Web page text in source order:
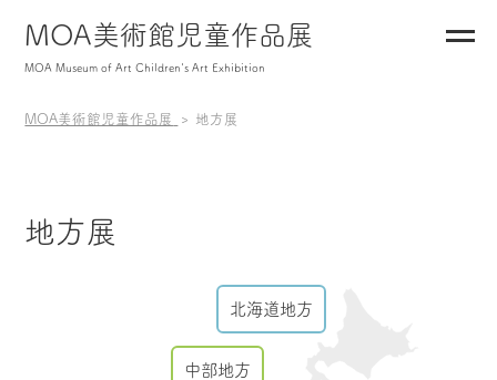
MOA美術館児童作品展
MOA Museum of Art Children's Art Exhibition
MOA美術館児童作品展 地方展
地方展
北海道地方
中部地方